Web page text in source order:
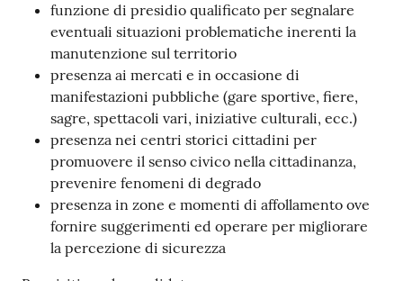
funzione di presidio qualificato per segnalare
eventuali situazioni problematiche inerenti la
manutenzione sul territorio
presenza ai mercati e in occasione di
manifestazioni pubbliche (gare sportive, fiere,
sagre, spettacoli vari, iniziative culturali, ecc.)
presenza nei centri storici cittadini per
promuovere il senso civico nella cittadinanza,
prevenire fenomeni di degrado
presenza in zone e momenti di affollamento ove
fornire suggerimenti ed operare per migliorare
la percezione di sicurezza